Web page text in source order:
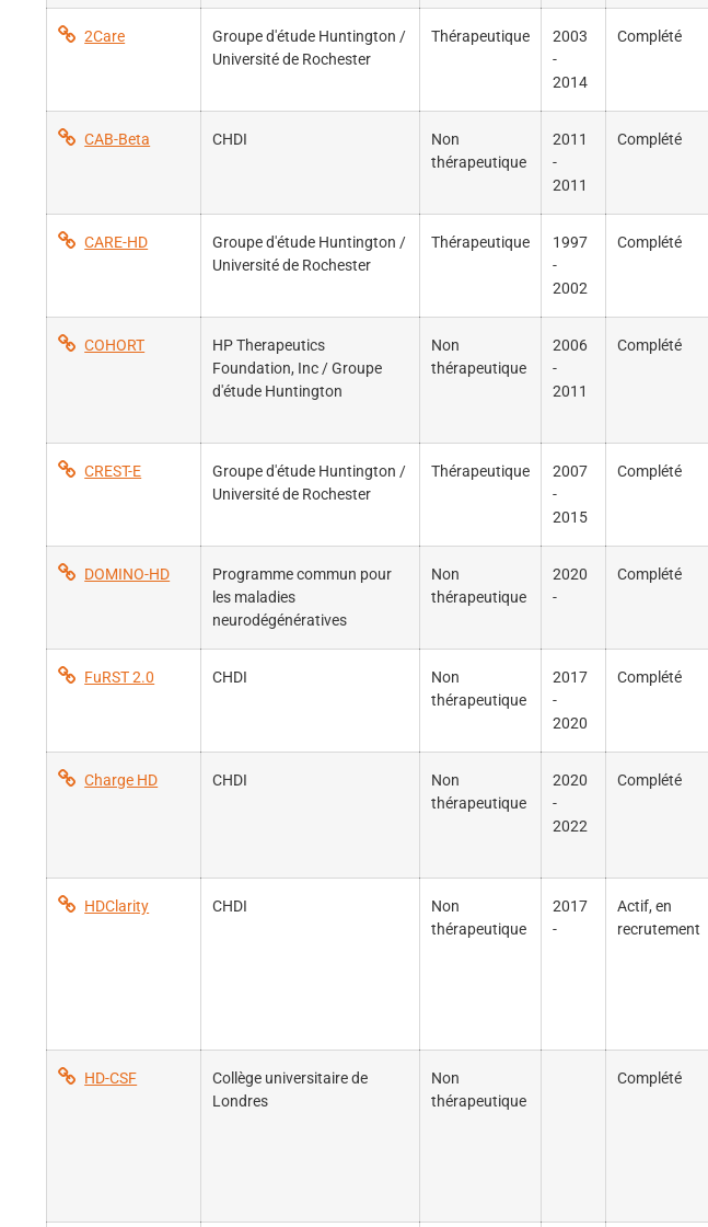
2Care
Groupe d'étude Huntington /
Université de Rochester
Thérapeutique
2003
-
2014
Complété
CAB-Beta CHDI
Non
thérapeutique
2011
-
2011
Complété
CARE-HD
Groupe d'étude Huntington /
Université de Rochester
Thérapeutique
1997
-
2002
Complété
COHORT
HP Therapeutics
Foundation, Inc / Groupe
d'étude Huntington
Non
thérapeutique
2006
-
2011
Complété
CREST-E
Groupe d'étude Huntington /
Université de Rochester
Thérapeutique
2007
-
2015
Complété
DOMINO-HD
Programme commun pour
les maladies
neurodégénératives
Non
thérapeutique
2020
-
Complété
FuRST 2.0 CHDI
Non
thérapeutique
2017
-
2020
Complété
Charge HD CHDI
Non
thérapeutique
2020
-
2022
Complété
HDClarity CHDI
Non
thérapeutique
2017
-
Actif, en
recrutement
HD-CSF
Collège universitaire de
Londres
Non
thérapeutique
Complété